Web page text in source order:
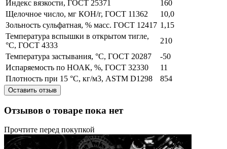
Индекс вязкости, ГОСТ 25371
160
Щелочное число, мг КОН/г, ГОСТ 11362
10,0
Зольность сульфатная, % масс. ГОСТ 12417 1,15
Температура вспышки в открытом тигле,
°С, ГОСТ 4333
210
Температура застывания, °С, ГОСТ 20287
-50
Испаряемость по НОАК, %, ГОСТ 32330
11
Плотность при 15 °С, кг/м3, ASTM D1298
854
Оставить отзыв
Отзывов о товаре пока нет
Прочтите перед покупкой